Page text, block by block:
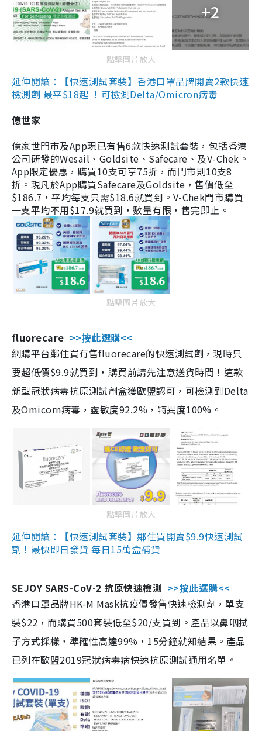
+2
點擊圖片放大
延伸閱讀：【快速測試套裝】香港口罩品牌開賣2款快速
檢測劑 最平$18起 ！可檢測Delta/Omicron病毒
億世家
億家世門市及App現已有售6款快速測試套裝，包括香港
公司研發的Wesail、Goldsite、Safecare、及V-Chek。
App限定優惠，購買10支可享75折，而門市則10支8
折。現凡於App購買Safecare及Goldsite，售價低至
$186.7，平均每支只需$18.6就買到。V-Chek門市購買
一支平均不用$17.9就買到，數量有限，售完即止。
點擊圖片放大
fluorecare >>按此選購<<
網購平台鄰住買有售fluorecare的快速測試劑，現時只
要超低價$9.9就買到，購買前請先注意送貨時間！這款
新型冠狀病毒抗原測試劑盒獲歐盟認可，可檢測到Delta
及Omicorn病毒，靈敏度92.2%，特異度100%。
點擊圖片放大
延伸閱讀：【快速測試套裝】鄰住買開賣$9.9快速測試
劑！最快即日發貨 每日15萬盒補貨
SEJOY SARS-CoV-2 抗原快速檢測 >>按此選購<<
香港口罩品牌HK-M Mask抗疫價發售快速檢測劑，單支
裝$22，而購買500套裝低至$20/支買到。產品以鼻咽拭
子方式採樣，準確性高達99%，15分鐘就知結果。產品
已列在歐盟2019冠狀病毒病快速抗原測試通用名單。